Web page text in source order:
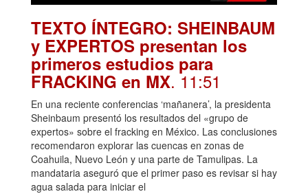
TEXTO ÍNTEGRO: SHEINBAUM
y EXPERTOS presentan los
primeros estudios para
FRACKING en MX. 11:51
En una reciente conferencias ‘mañanera’, la presidenta
Sheinbaum presentó los resultados del «grupo de
expertos» sobre el fracking en México. Las conclusiones
recomendaron explorar las cuencas en zonas de
Coahuila, Nuevo León y una parte de Tamulipas. La
mandataria aseguró que el primer paso es revisar si hay
agua salada para iniciar el